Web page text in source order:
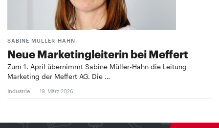
SABINE MÜLLER-HAHN
Neue Marketingleiterin bei Meffert
Zum 1. April übernimmt Sabine Müller-Hahn die Leitung
Marketing der Meffert AG. Die …
Industrie 19. März 2026